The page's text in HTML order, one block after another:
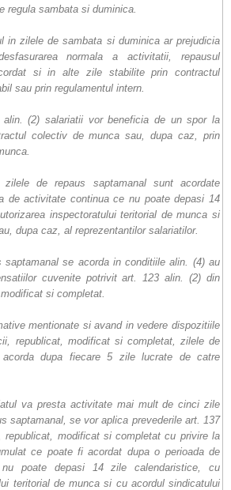
regula sambata si duminica.
in zilele de sambata si duminica ar prejudicia
normala a activitatii, repausul
si in alte zile stabilite prin contractul
sau prin regulamentul intern.
(2) salariatii vor beneficia de un spor la
colectiv de munca sau, dupa caz, prin
de repaus saptamanal sunt acordate
de activitate continua ce nu poate depasi 14
inspectoratului teritorial de munca si
dupa caz, al reprezentantilor salariatilor.
saptamanal se acorda in conditiile alin. (4) au
cuvenite potrivit art. 123 alin. (2) din
si completat.
mentionate si avand in vedere dispozitiile
republicat, modificat si completat, zilele de
acorda dupa fiecare 5 zile lucrate de catre
va presta activitate mai mult de cinci zile
saptamanal, se vor aplica prevederile art. 137
republicat, modificat si completat cu privire la
ce poate fi acordat dupa o perioada de
poate depasi 14 zile calendaristice, cu
teritorial de munca si cu acordul sindicatului